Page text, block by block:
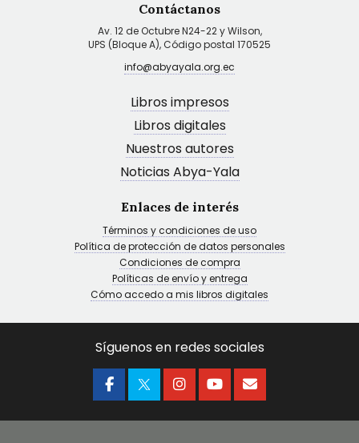
Contáctanos
Av. 12 de Octubre N24-22 y Wilson,
UPS (Bloque A), Código postal 170525
info@abyayala.org.ec
Libros impresos
Libros digitales
Nuestros autores
Noticias Abya-Yala
Enlaces de interés
Términos y condiciones de uso
Política de protección de datos personales
Condiciones de compra
Políticas de envío y entrega
Cómo accedo a mis libros digitales
Síguenos en redes sociales